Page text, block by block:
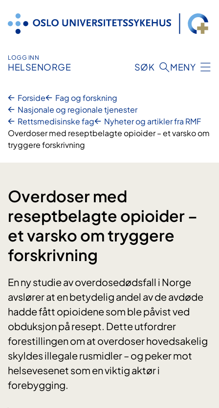
innhold
LOGG INN
HELSENORGE SØK MENY
Forside
Fag og forskning
Nasjonale og regionale tjenester
Rettsmedisinske fag
Nyheter og artikler fra RMF
Overdoser med reseptbelagte opioider – et varsko om
tryggere forskrivning
Overdoser med
reseptbelagte opioider –
et varsko om tryggere
forskrivning
En ny studie av overdosedødsfall i Norge
avslører at en betydelig andel av de avdøde
hadde fått opioidene som ble påvist ved
obduksjon på resept. Dette utfordrer
forestillingen om at overdoser hovedsakelig
skyldes illegale rusmidler – og peker mot
helsevesenet som en viktig aktør i
forebygging.